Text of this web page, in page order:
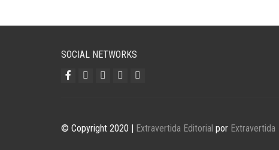
SOCIAL NETWORKS
© Copyright 2020 | Extravertida Editorial por Extravertida